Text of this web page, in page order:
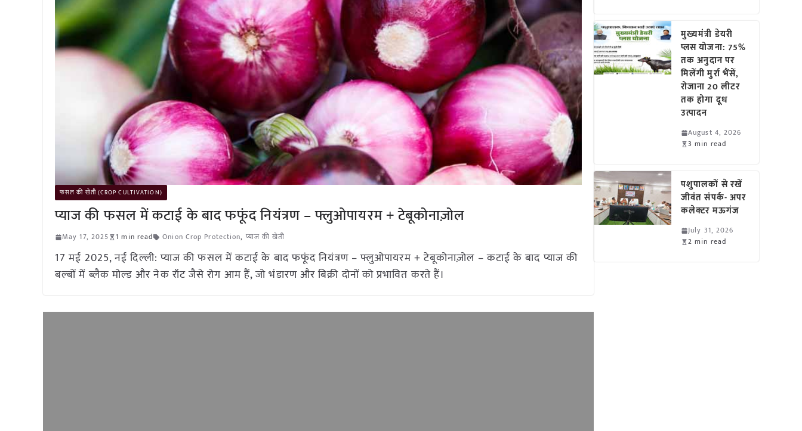
फसल की खेती (CROP CULTIVATION)
प्याज की फसल में कटाई के बाद फफूंद नियंत्रण – फ्लुओपायरम + टेबूकोनाज़ोल
May 17, 2025 1 min read Onion Crop Protection, प्याज की खेती
17 मई 2025, नई दिल्ली: प्याज की फसल में कटाई के बाद फफूंद नियंत्रण – फ्लुओपायरम + टेबूकोनाज़ोल – कटाई के बाद प्याज की
बल्बों में ब्लैक मोल्ड और नेक रॉट जैसे रोग आम हैं, जो भंडारण और बिक्री दोनों को प्रभावित करते हैं।
मुख्यमंत्री डेयरी
प्लस योजना: 75%
तक अनुदान पर
मिलेंगी मुर्रा भैंसें,
रोजाना 20 लीटर
तक होगा दूध
उत्पादन
August 4, 2026
3 min read
पशुपालकों से रखें
जीवंत संपर्क- अपर
कलेक्टर मऊगंज
July 31, 2026
2 min read